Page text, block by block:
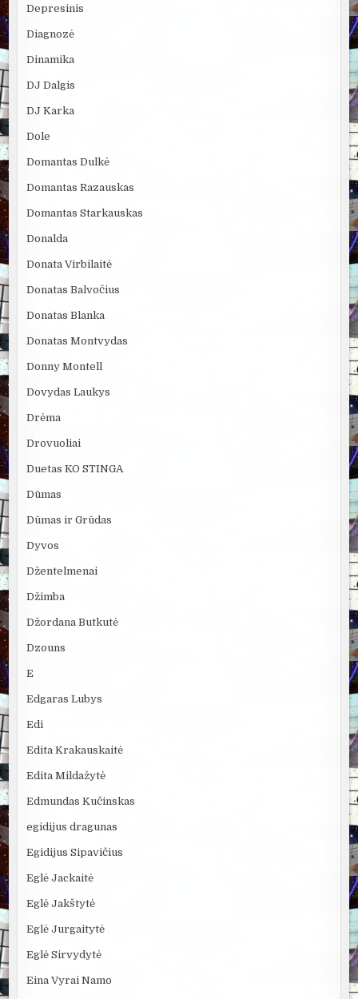
Depresinis
Diagnozė
Dinamika
DJ Dalgis
DJ Karka
Dole
Domantas Dulkė
Domantas Razauskas
Domantas Starkauskas
Donalda
Donata Virbilaitė
Donatas Balvočius
Donatas Blanka
Donatas Montvydas
Donny Montell
Dovydas Laukys
Drėma
Drovuoliai
Duetas KO STINGA
Dūmas
Dūmas ir Grūdas
Dyvos
Džentelmenai
Džimba
Džordana Butkutė
Dzouns
E
Edgaras Lubys
Edi
Edita Krakauskaitė
Edita Mildažytė
Edmundas Kučinskas
egidijus dragunas
Egidijus Sipavičius
Eglė Jackaitė
Eglė Jakštytė
Eglė Jurgaitytė
Eglė Sirvydytė
Eina Vyrai Namo